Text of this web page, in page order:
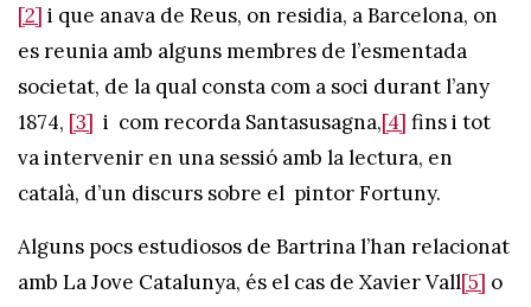
[2] i que anava de Reus, on residia, a Barcelona, on
es reunia amb alguns membres de l’esmentada
societat, de la qual consta com a soci durant l’any
1874, [3] i com recorda Santasusagna,[4] fins i tot
va intervenir en una sessió amb la lectura, en
català, d’un discurs sobre el pintor Fortuny.
Alguns pocs estudiosos de Bartrina l’han relacionat
amb La Jove Catalunya, és el cas de Xavier Vall[5] o